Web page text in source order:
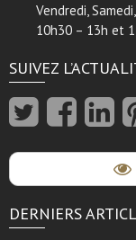
Vendredi,
10h30 – 13h et
SUIVEZ
DERNIERS